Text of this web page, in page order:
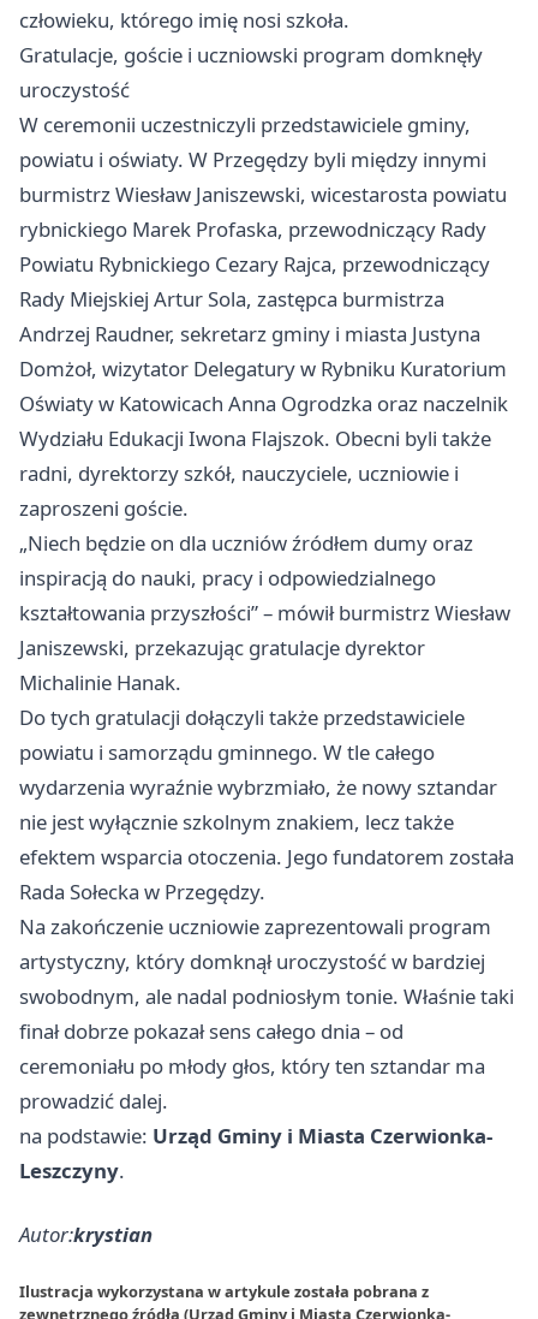
człowieku, którego imię nosi szkoła.
Gratulacje, goście i uczniowski program domknęły
uroczystość
W ceremonii uczestniczyli przedstawiciele gminy,
powiatu i oświaty. W Przegędzy byli między innymi
burmistrz Wiesław Janiszewski, wicestarosta powiatu
rybnickiego Marek Profaska, przewodniczący Rady
Powiatu Rybnickiego Cezary Rajca, przewodniczący
Rady Miejskiej Artur Sola, zastępca burmistrza
Andrzej Raudner, sekretarz gminy i miasta Justyna
Domżoł, wizytator Delegatury w Rybniku Kuratorium
Oświaty w Katowicach Anna Ogrodzka oraz naczelnik
Wydziału Edukacji Iwona Flajszok. Obecni byli także
radni, dyrektorzy szkół, nauczyciele, uczniowie i
zaproszeni goście.
„Niech będzie on dla uczniów źródłem dumy oraz
inspiracją do nauki, pracy i odpowiedzialnego
kształtowania przyszłości” – mówił burmistrz Wiesław
Janiszewski, przekazując gratulacje dyrektor
Michalinie Hanak.
Do tych gratulacji dołączyli także przedstawiciele
powiatu i samorządu gminnego. W tle całego
wydarzenia wyraźnie wybrzmiało, że nowy sztandar
nie jest wyłącznie szkolnym znakiem, lecz także
efektem wsparcia otoczenia. Jego fundatorem została
Rada Sołecka w Przegędzy.
Na zakończenie uczniowie zaprezentowali program
artystyczny, który domknął uroczystość w bardziej
swobodnym, ale nadal podniosłym tonie. Właśnie taki
finał dobrze pokazał sens całego dnia – od
ceremoniału po młody głos, który ten sztandar ma
prowadzić dalej.
na podstawie: Urząd Gminy i Miasta Czerwionka-
Leszczyny.
Autor:krystian
Ilustracja wykorzystana w artykule została pobrana z
zewnętrznego źródła (Urząd Gminy i Miasta Czerwionka-